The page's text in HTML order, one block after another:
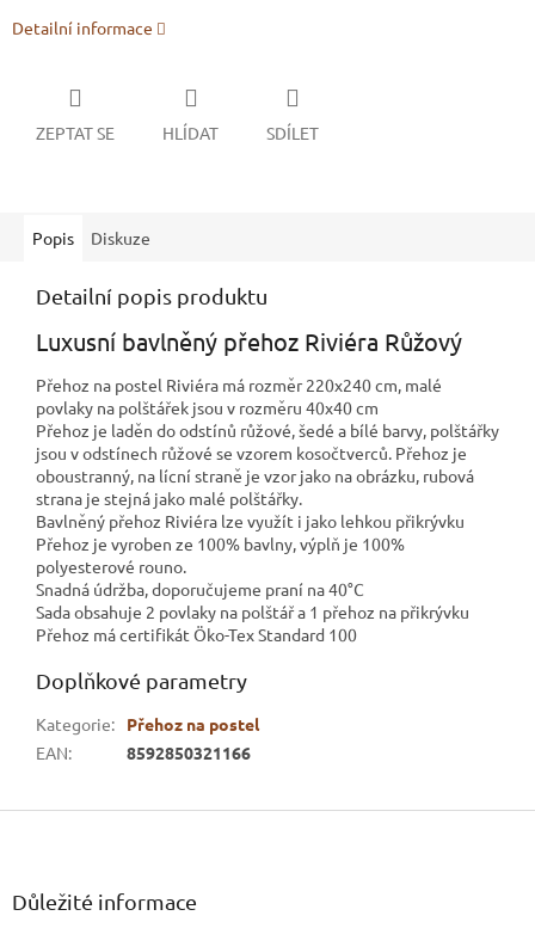
Detailní informace
ZEPTAT SE HLÍDAT SDÍLET
Popis Diskuze
Detailní popis produktu
Luxusní bavlněný přehoz Riviéra Růžový
Přehoz na postel Riviéra má rozměr 220x240 cm, malé
povlaky na polštářek jsou v rozměru 40x40 cm
Přehoz je laděn do odstínů růžové, šedé a bílé barvy, polštářky
jsou v odstínech růžové se vzorem kosočtverců. Přehoz je
oboustranný, na lícní straně je vzor jako na obrázku, rubová
strana je stejná jako malé polštářky.
Bavlněný přehoz Riviéra lze využít i jako lehkou přikrývku
Přehoz je vyroben ze 100% bavlny, výplň je 100%
polyesterové rouno.
Snadná údržba, doporučujeme praní na 40°C
Sada obsahuje 2 povlaky na polštář a 1 přehoz na přikrývku
Přehoz má certifikát Öko-Tex Standard 100
Doplňkové parametry
Kategorie:
Přehoz na postel
EAN: 8592850321166
Důležité informace